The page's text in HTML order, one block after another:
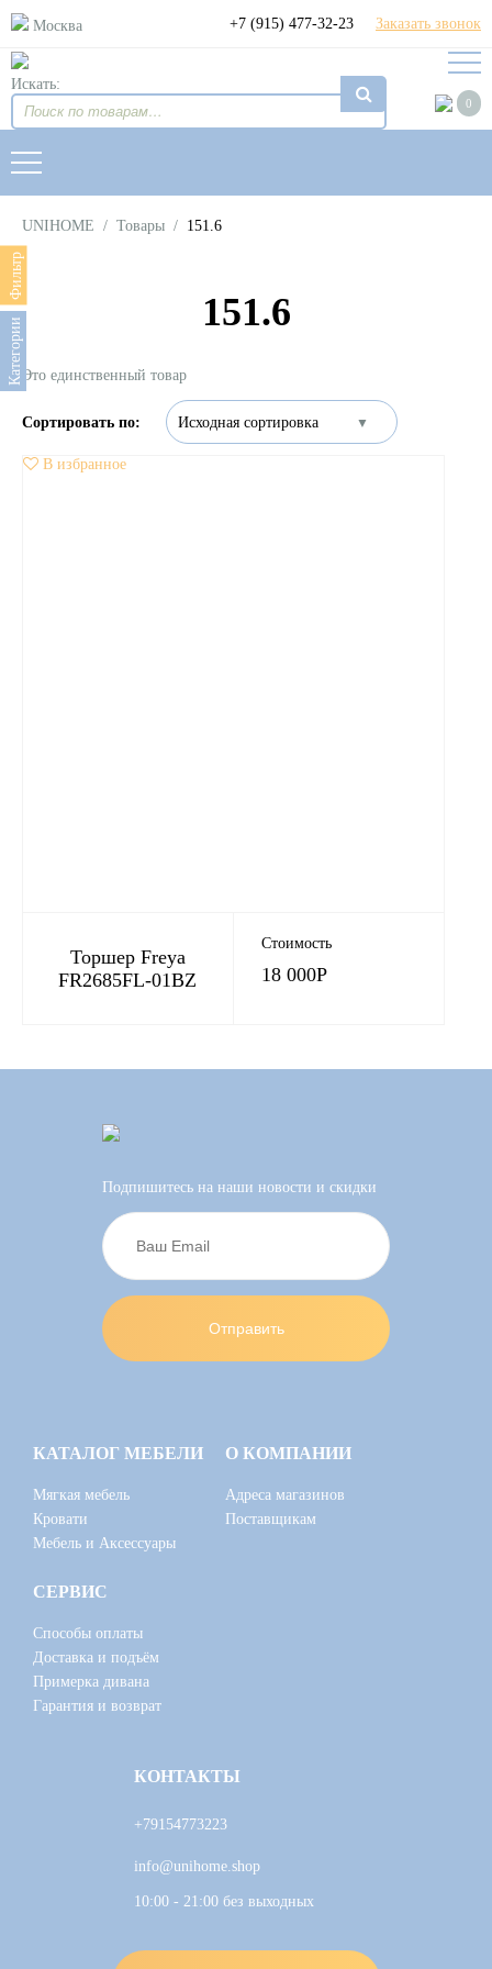
Москва +7 (915) 477-32-23 Заказать звонок
Искать:
0
UNIHOME / Товары / 151.6
Фильтр
Категории
151.6
Это единственный товар
В избранное
Торшер Freya
FR2685FL-01BZ
Стоимость
18 000Р
Подпишитесь на наши новости и скидки
КАТАЛОГ МЕБЕЛИ
Мягкая мебель
Кровати
Мебель и Аксессуары
О КОМПАНИИ
Адреса магазинов
Поставщикам
СЕРВИС
Способы оплаты
Доставка и подъём
Примерка дивана
Гарантия и возврат
КОНТАКТЫ
+79154773223
info@unihome.shop
10:00 - 21:00 без выходных